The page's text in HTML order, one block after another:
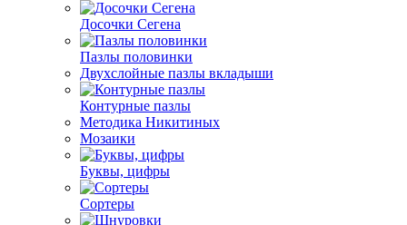
Досочки Сегена
Пазлы половинки
Двухслойные пазлы вкладыши
Контурные пазлы
Методика Никитиных
Мозаики
Буквы, цифры
Сортеры